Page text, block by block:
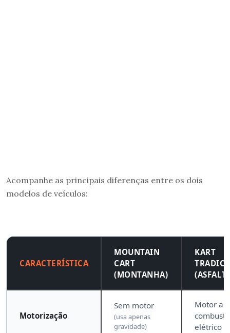
Acompanhe as principais diferenças entre os dois
modelos de veículos:
CARACTERÍSTICA
MOUNTAIN
CART
(MONTANHA)
KART
Motorização
Sem motor
(usa apenas
gravidade)
Motor a
elétrico